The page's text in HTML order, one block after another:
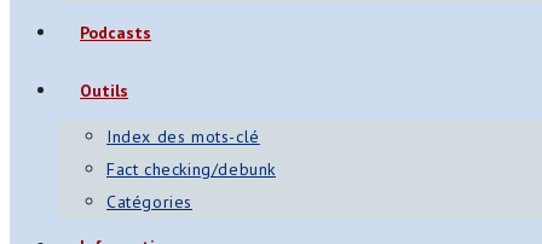
Podcasts
Outils
Index des mots-clé
Fact checking/debunk
Catégories